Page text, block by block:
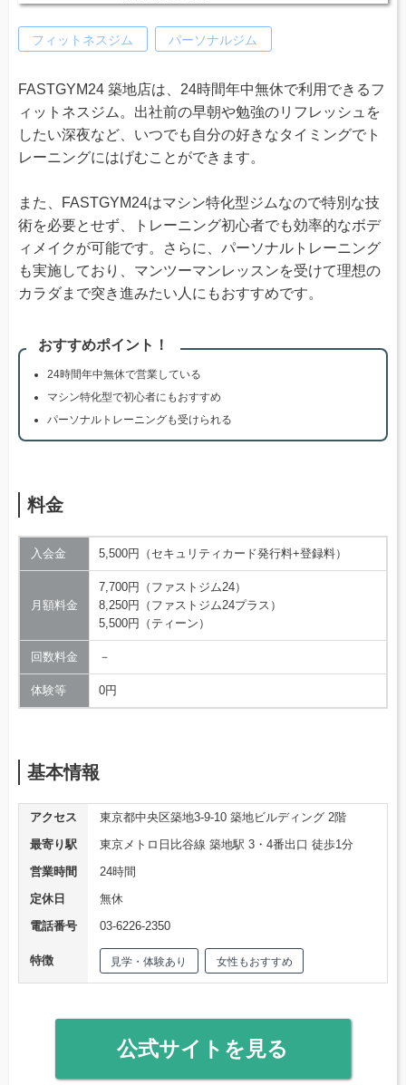
フィットネスジム パーソナルジム
FASTGYM24 築地店は、24時間年中無休で利用できるフ
ィットネスジム。出社前の早朝や勉強のリフレッシュを
したい深夜など、いつでも自分の好きなタイミングでト
レーニングにはげむことができます。
また、FASTGYM24はマシン特化型ジムなので特別な技
術を必要とせず、トレーニング初心者でも効率的なボデ
ィメイクが可能です。さらに、パーソナルトレーニング
も実施しており、マンツーマンレッスンを受けて理想の
カラダまで突き進みたい人にもおすすめです。
おすすめポイント！
24時間年中無休で営業している
マシン特化型で初心者にもおすすめ
パーソナルトレーニングも受けられる
料金
入会金 5,500円（セキュリティカード発行料+登録料）
月額料金
7,700円（ファストジム24）
8,250円（ファストジム24プラス）
5,500円（ティーン）
回数料金 －
体験等 0円
基本情報
アクセス
東京都中央区築地3-9-10 築地ビルディング 2階
最寄り駅
東京メトロ日比谷線 築地駅 3・4番出口 徒歩1分
営業時間
24時間
定休日
無休
電話番号
03-6226-2350
特徴 見学・体験あり 女性もおすすめ
公式サイトを見る